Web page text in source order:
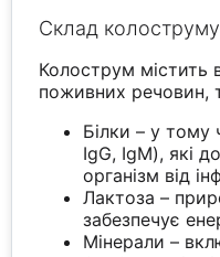
Склад колоструму
Колострум містить
поживних речовин,
Білки – у тому
IgG, IgM), які
організм від
Лактоза –
забезпечує
Мінерали –